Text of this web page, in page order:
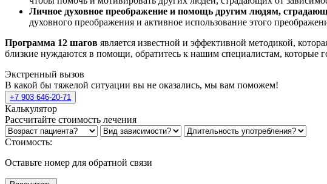
Личное духовное преображение и помощь другим людям,
духовного преображения и активное использование этого
Программа 12 шагов является известной и эффективной методикой,
близкие нуждаются в помощи, обратитесь к нашим специалистам, которые
Экстренный вызов
В какой бы тяжелой ситуации вы не оказались, мы вам поможем!
+7 903 646-20-71
Калькулятор
Рассчитайте стоимость лечения
Стоимость:
Оставьте номер для обратной связи